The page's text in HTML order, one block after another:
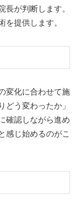
長が判断します。
を提供します。
変化に合わせて施
どう変わったか」
確認しながら進め
感じ始めるのがこ